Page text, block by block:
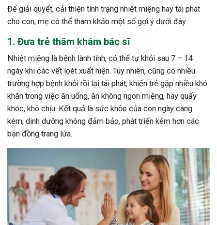
Để giải quyết, cải thiện tình trạng nhiệt miệng hay tái phát
cho con, mẹ có thể tham khảo một số gợi ý dưới đây:
1. Đưa trẻ thăm khám bác sĩ
Nhiệt miệng là bệnh lành tính, có thể tự khỏi sau 7 – 14
ngày khi các vết loét xuất hiện. Tuy nhiên, cũng có nhiều
trường hợp bệnh khỏi rồi lại tái phát, khiến trẻ gặp nhiều khó
khăn trong việc ăn uống, ăn không ngon miệng, hay quấy
khóc, khó chịu. Kết quả là sức khỏe của con ngày càng
kém, dinh dưỡng không đảm bảo, phát triển kém hơn các
bạn đồng trang lứa.